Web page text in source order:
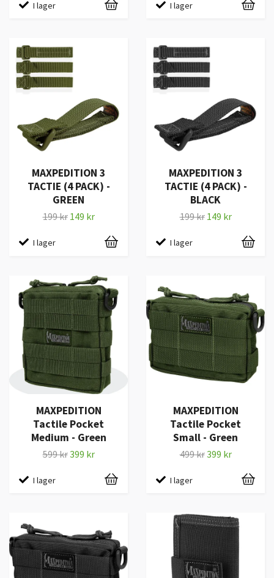
I lager I lager
MAXPEDITION 3
TACTIE (4 PACK) -
GREEN
199 kr 149 kr
I lager
MAXPEDITION 3
TACTIE (4 PACK) -
BLACK
199 kr 149 kr
I lager
MAXPEDITION
Tactile Pocket
Medium - Green
599 kr399 kr
I lager
MAXPEDITION
Tactile Pocket
Small - Green
499 kr399 kr
I lager